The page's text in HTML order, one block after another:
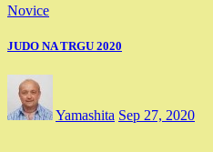
Novice
JUDO NA TRGU 2020
Yamashita Sep 27, 2020